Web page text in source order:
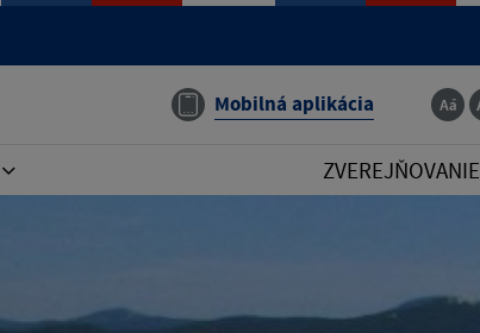
Mobilná aplikácia
ZVEREJŇOVANIE